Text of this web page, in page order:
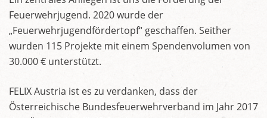
Feuerwehrjugend. 2020 wurde der
„Feuerwehrjugendfördertopf“ geschaffen. Seither
wurden 115 Projekte mit einem Spendenvolumen von
30.000 € unterstützt.
FELIX Austria ist es zu verdanken, dass der
Österreichische Bundesfeuerwehrverband im Jahr 2017